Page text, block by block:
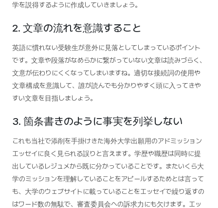
学を説得するように作成していきましょう。
2. 文章の流れを意識すること
英語に慣れない受験生が意外に見落としてしまっているポイント
です。文章や段落がなめらかに繋がっていない文章は読みづらく、
文意が伝わりにくくなってしまいますね。適切な接続詞の使用や
文章構成を意識して、誰が読んでも分かりやすく頭に入ってきや
すい文章を目指しましょう。
3. 箇条書きのように事実を列挙しない
これも当社で添削を手掛けきた海外大学出願用のアドミッション
エッセイに良く見られる誤りと言えます。学歴や職歴は同時に提
出しているレジュメから既に分かっていることです。またいくら大
学のミッションを理解していることをアピールするためとは言って
も、大学のウェブサイトに載っていることをエッセイで繰り返すの
はワード数の無駄で、審査委員会への訴求力にも欠けます。エッ